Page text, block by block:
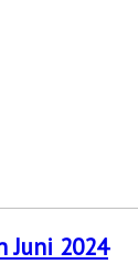
Juni 2024